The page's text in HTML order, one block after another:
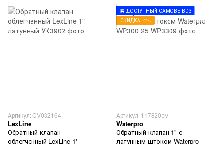
Артикул: CV032164
LexLine
Обратный клапан
облегченный LexLine 1"
🏪 ДОСТУПНЫЙ САМОВЫВОЗ
СКИДКА -4%
Артикул: 117820см
Waterpro
Обратный клапан 1" с
латунным штоком Waterpro